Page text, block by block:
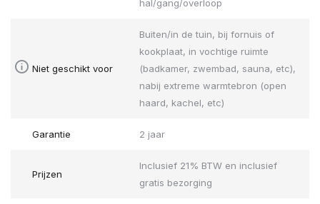
hal/gang/overloop
Niet geschikt voor
Buiten/in de tuin, bij fornuis of
kookplaat, in vochtige ruimte
(badkamer, zwembad, sauna, etc),
nabij extreme warmtebron (open
haard, kachel, etc)
Garantie 2 jaar
Prijzen
Inclusief 21% BTW en inclusief
gratis bezorging